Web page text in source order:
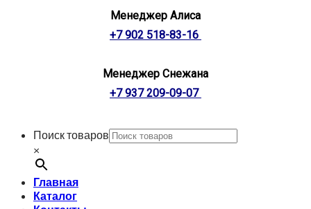
Менеджер Алиса
+7 902 518-83-16
Менеджер Снежана
+7 937 209-09-07
Поиск товаров
×
Главная
Каталог